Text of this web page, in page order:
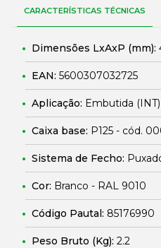
CARACTERÍSTICAS TÉCNICAS
Dimensões LxAxP (mm):
EAN: 5600307032725
Aplicação: Embutida (INT)
Caixa base: P125 - cód.
Sistema de Fecho:
Cor: Branco - RAL 9010
Código Pautal: 85176990
Peso Bruto (Kg): 2.2